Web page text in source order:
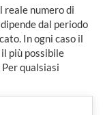
reale numero di
dal periodo
In ogni caso il
più possibile
qualsiasi